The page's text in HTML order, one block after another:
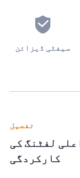
سیفٹی ڈیزائن
تفصیل
لفٹنگ کی
کارکردگی